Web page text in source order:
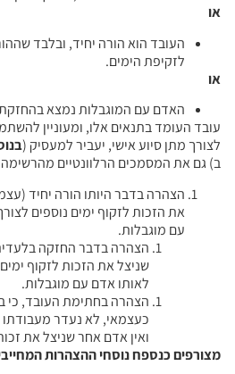
או
העובד הוא הורה יחיד, ובלבד
לזקיפת הימים.
או
האדם עם המוגבלות נמצא
עובד העומד בתנאים אלו, ומעוניין
לצורך מתן סיוע אישי, יעביר למעסיק (
ב) גם את המסמכים הרלוונטיים
הצהרה בדבר היותו הורה יחיד
את הזכות לזקוף ימים נוספים
עם מוגבלות.
הצהרה בדבר החזקה
שניצל את הזכות לזקוף
לאותו אדם עם מוגבלות.
הצהרה בחתימת העובד, כי
כעצמאי, לא נעדר מעבודתו
ואין אדם אחר שניצל את
מצורפים כנספח נוסחי ההצהרות